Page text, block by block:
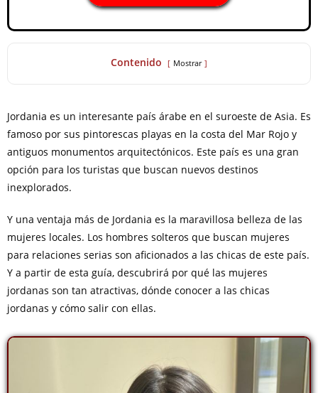
Contenido Mostrar
Jordania es un interesante país árabe en el suroeste de Asia. Es
famoso por sus pintorescas playas en la costa del Mar Rojo y
antiguos monumentos arquitectónicos. Este país es una gran
opción para los turistas que buscan nuevos destinos
inexplorados.
Y una ventaja más de Jordania es la maravillosa belleza de las
mujeres locales. Los hombres solteros que buscan mujeres
para relaciones serias son aficionados a las chicas de este país.
Y a partir de esta guía, descubrirá por qué las mujeres
jordanas son tan atractivas, dónde conocer a las chicas
jordanas y cómo salir con ellas.